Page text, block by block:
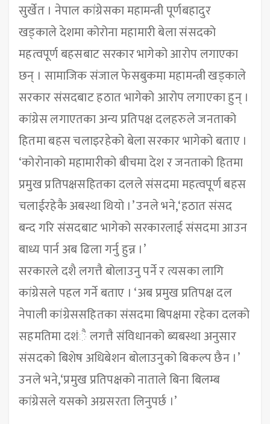
सुर्खेत । नेपाल कांग्रेसका महामन्त्री पूर्णबहादुर
खड्काले देशमा कोरोना महामारी बेला संसदको
महत्वपूर्ण बहसबाट सरकार भागेको आरोप लगाएका
छन् । सामाजिक संजाल फेसबुकमा महामन्त्री खड्काले
सरकार संसदबाट हठात भागेको आरोप लगाएका हुन् ।
कांग्रेस लगाएतका अन्य प्रतिपक्ष दलहरुले जनताको
हितमा बहस चलाइरहेको बेला सरकार भागेको बताए ।
‘कोरोनाको महामारीको बीचमा देश र जनताको हितमा
प्रमुख प्रतिपक्षसहितका दलले संसदमा महत्वपूर्ण बहस
चलाईरहेकै अबस्था थियो ।’ उनले भने,‘हठात संसद
बन्द गरि संसदबाट भागेको सरकारलाई संसदमा आउन
बाध्य पार्न अब ढिला गर्नु हुन्न ।’
सरकारले दशै लगत्तै बोलाउनु पर्ने र त्यसका लागि
कांग्रेसले पहल गर्ने बताए । ‘अब प्रमुख प्रतिपक्ष दल
नेपाली कांग्रेससहितका संसदमा बिपक्षमा रहेका दलको
सहमतिमा दशंै लगत्तै संविधानको ब्यबस्था अनुसार
संसदको बिशेष अधिबेशन बोलाउनुको बिकल्प छैन ।’
उनले भने,‘प्रमुख प्रतिपक्षको नाताले बिना बिलम्ब
कांग्रेसले यसको अग्रसरता लिनुपर्छ ।’